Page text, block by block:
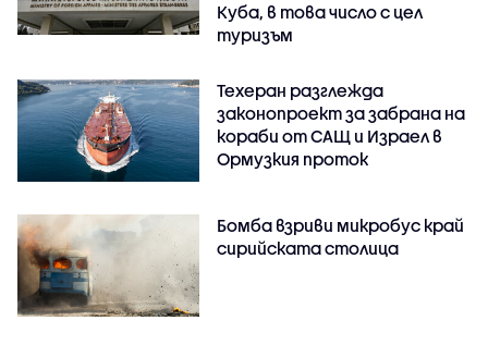
Куба, в това число с цел
туризъм
Техеран разглежда
законопроект за забрана на
кораби от САЩ и Израел в
Ормузкия проток
Бомба взриви микробус край
сирийската столица